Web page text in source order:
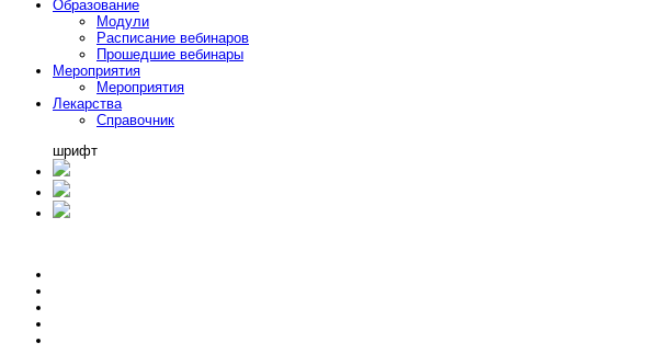
Образование
Модули
Расписание вебинаров
Прошедшие вебинары
Мероприятия
Мероприятия
Лекарства
Справочник
шрифт